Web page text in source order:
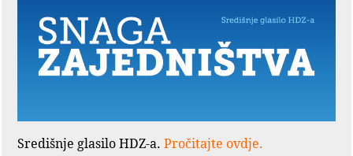
Središnje glasilo HDZ-a. Pročitajte ovdje.